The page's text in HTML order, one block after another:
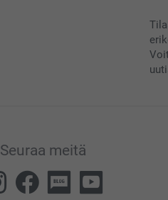
Seuraa meitä